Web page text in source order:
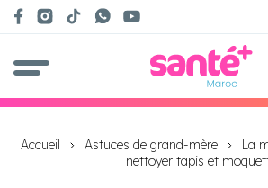
Accueil Astuces de grand-mère
La
nettoyer tapis et